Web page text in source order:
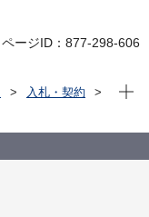
ページID：877-298-606
入札・契約
ザル⽅式】令和６
現在